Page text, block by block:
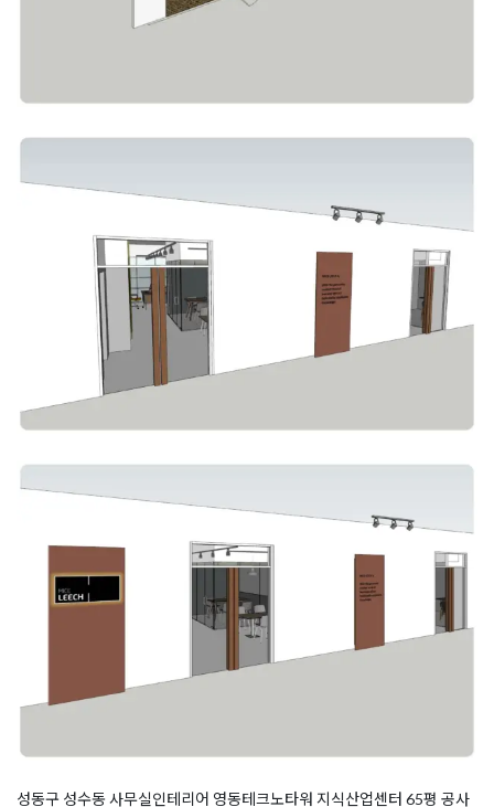
성동구 성수동 사무실인테리어 영동테크노타워 지식산업센터 65평 공사